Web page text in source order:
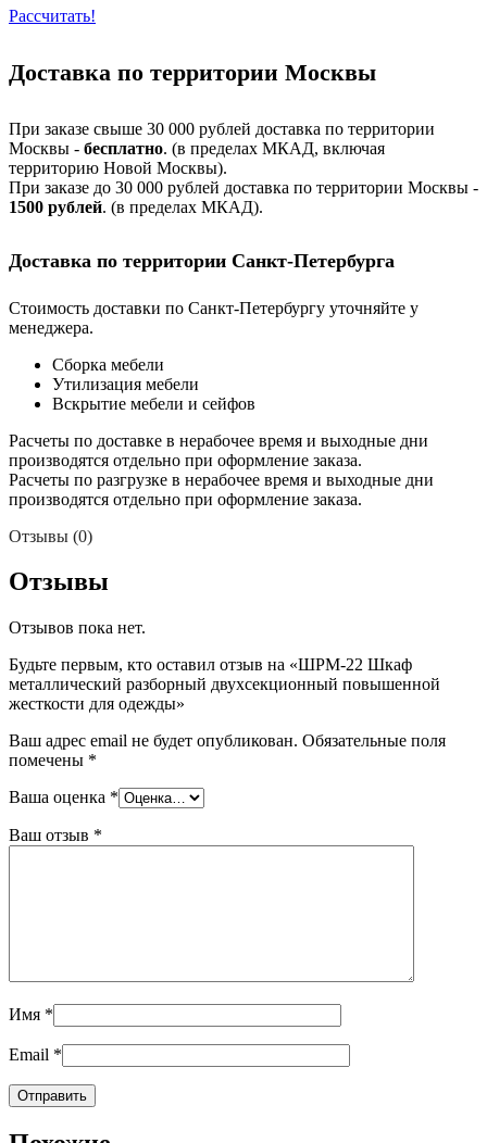
Рассчитать!
Доставка по территории Москвы
При заказе свыше 30 000 рублей доставка по территории
Москвы - бесплатно. (в пределах МКАД, включая
территорию Новой Москвы).
При заказе до 30 000 рублей доставка по территории Москвы -
1500 рублей. (в пределах МКАД).
Доставка по территории Санкт-Петербурга
Стоимость доставки по Санкт-Петербургу уточняйте у
менеджера.
Сборка мебели
Утилизация мебели
Вскрытие мебели и сейфов
Расчеты по доставке в нерабочее время и выходные дни
производятся отдельно при оформление заказа.
Расчеты по разгрузке в нерабочее время и выходные дни
производятся отдельно при оформление заказа.
Отзывы (0)
Отзывы
Отзывов пока нет.
Будьте первым, кто оставил отзыв на «ШРМ-22 Шкаф
металлический разборный двухсекционный повышенной
жесткости для одежды»
Ваш адрес email не будет опубликован. Обязательные поля
помечены *
Ваша оценка *
Ваш отзыв *
Имя *
Email *